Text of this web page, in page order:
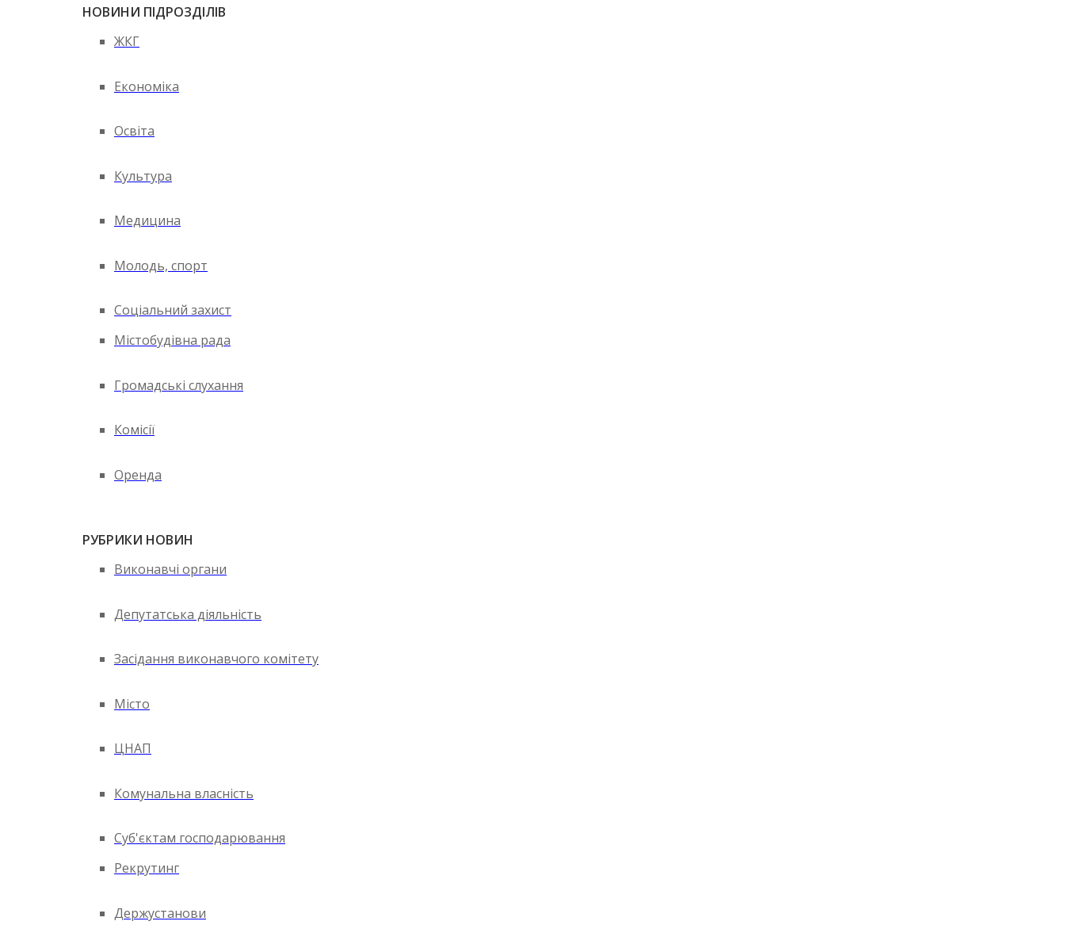
НОВИНИ ПІДРОЗДІЛІВ
ЖКГ
Економіка
Освіта
Культура
Медицина
Молодь, спорт
Соціальний захист
Містобудівна рада
Громадські слухання
Комісії
Оренда
РУБРИКИ НОВИН
Виконавчі органи
Депутатська діяльність
Засідання виконавчого комітету
Місто
ЦНАП
Комунальна власність
Суб'єктам господарювання
Рекрутинг
Держустанови